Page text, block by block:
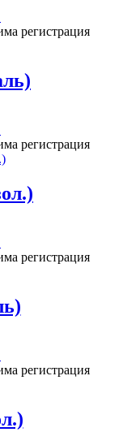
регистрация
регистрация
регистрация
регистрация